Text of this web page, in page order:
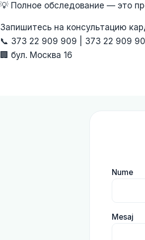
💡 Полное обследование — это
Запишитесь на консультацию
📞 373 22 909 909 | 373 22 909
🏢 бул. Москва 16
Nume
Mesaj